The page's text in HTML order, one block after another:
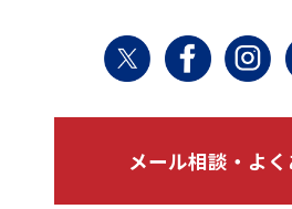
メール相談・よ